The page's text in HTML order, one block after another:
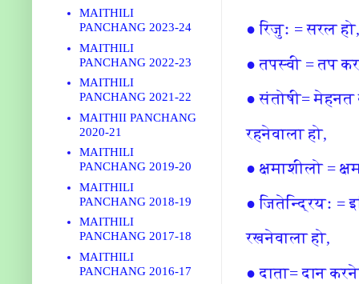
● रिजुः = सरल हो,
● तपस्वी = तप
● संतोषी=
रहनेवाला हो,
● क्षमाशीलो =
● जितेन्द्रियः =
रखनेवाला हो,
● दाता= दान
MAITHILI
PANCHANG 2023-24
MAITHILI
PANCHANG 2022-23
MAITHILI
PANCHANG 2021-22
MAITHII PANCHANG
2020-21
MAITHILI
PANCHANG 2019-20
MAITHILI
PANCHANG 2018-19
MAITHILI
PANCHANG 2017-18
MAITHILI
PANCHANG 2016-17